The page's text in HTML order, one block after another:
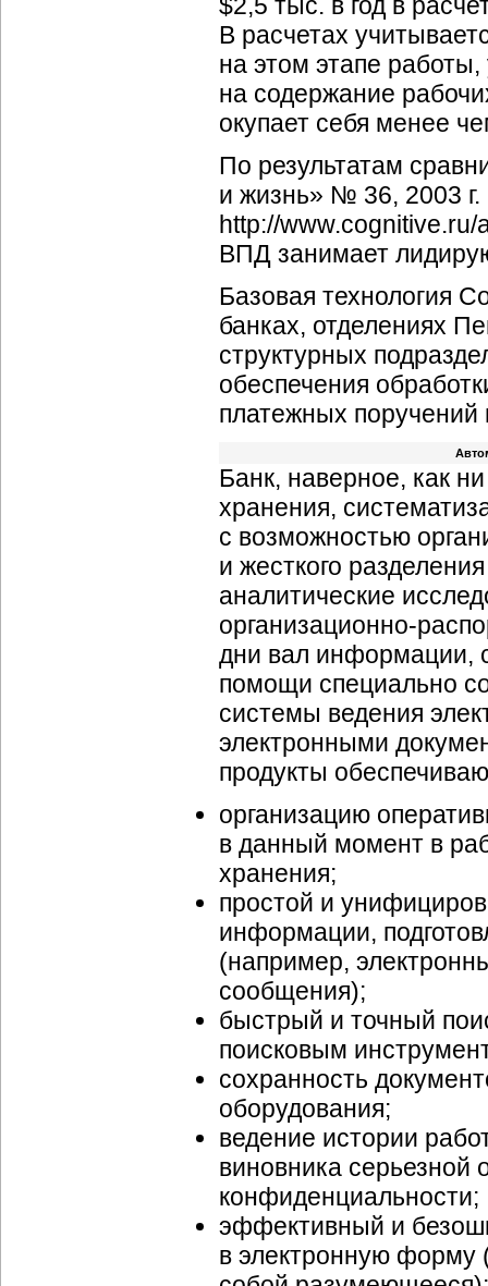
В расчетах
на этом этапе
на содержание
окупает себя менее
По результатам
и жизнь» № 36, 2003 г.
http://
ВПД занимает
Базовая технология
банках, отделениях
структурных
обеспечения
платежных поручений
Банк, наверное, как
хранения,
с возможностью
и жесткого
аналитические
организационно-
дни вал информации,
помощи специально
системы ведения
электронными
продукты
организацию
в данный момент в
хранения;
простой и
информации,
(например,
сообщения);
быстрый и точный
поисковым
сохранность
оборудования;
ведение истории
виновника серьезной
конфиденциальности;
эффективный и
в электронную форму